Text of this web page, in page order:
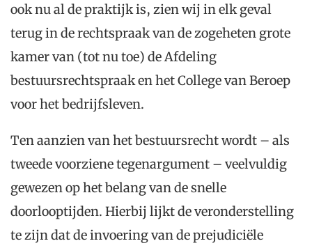
ook nu al de praktijk is, zien wij in elk geval
terug in de rechtspraak van de zogeheten grote
kamer van (tot nu toe) de Afdeling
bestuursrechtspraak en het College van Beroep
voor het bedrijfsleven.
Ten aanzien van het bestuursrecht wordt – als
tweede voorziene tegenargument – veelvuldig
gewezen op het belang van de snelle
doorlooptijden. Hierbij lijkt de veronderstelling
te zijn dat de invoering van de prejudiciële